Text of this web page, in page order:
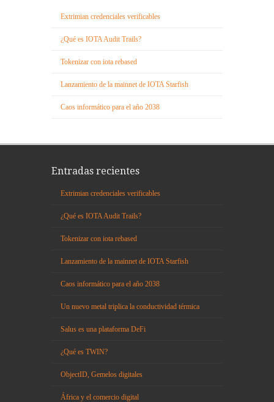
Extrimian credenciales verificables
¿Qué es IOTA Audit Trails?
Tokenizar con iota rebased
Lanzamiento de la mainnet de IOTA Starfish
Caos informático para el año 2038
Entradas recientes
Extrimian credenciales verificables
¿Qué es IOTA Audit Trails?
Tokenizar con iota rebased
Lanzamiento de la mainnet de IOTA Starfish
Caos informático para el año 2038
Un nuevo metal triplica la conductividad térmica
Salus es una plataforma DeFi
¿Qué es TWIN?
ObjectID, Gemelos digitales
África y el comercio digital